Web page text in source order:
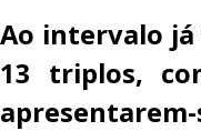
Ao intervalo
13 triplos,